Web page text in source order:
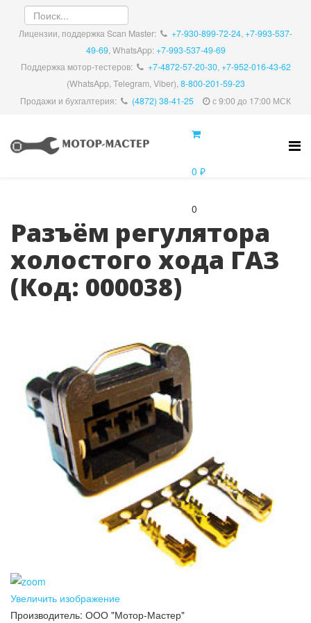
Лицензии, поддержка Scan Master: +7-930-899-72-24,+7-993-537-
49-69, WhatsApp:+7-993-537-49-69
Поддержка мотор-тестеров:
+7-4872-57-20-30,+7-952-016-43-62
(WhatsApp, Telegram, Viber),8-800-201-59-23
Продажи и бухгалтерия:
(4872) 38-41-25 с 9:00 до 17:00 МСК
0 ₽
0
Разъём регулятора
холостого хода ГАЗ
(Код: 000038)
Увеличить изображение
Производитель: ООО "Мотор-Мастер"